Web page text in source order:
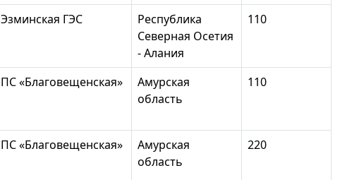
Эзминская ГЭС
Республика
Северная Осетия
- Алания
110
ПС «Благовещенская»
Амурская
область
110
ПС «Благовещенская»
Амурская
область
220